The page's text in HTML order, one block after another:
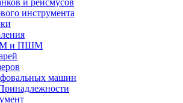
и рейсмусов
инструмента
и ПШМ
машин